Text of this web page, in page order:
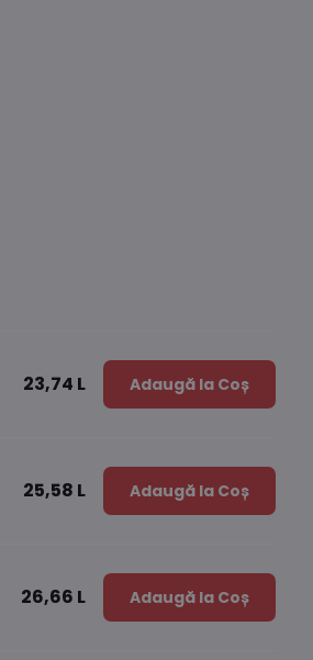
23,74 L Adaugă la Coș
25,58 L Adaugă la Coș
26,66 L Adaugă la Coș